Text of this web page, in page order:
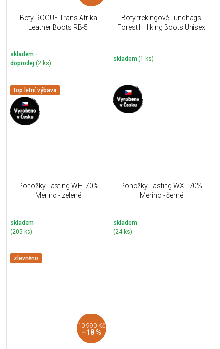
Boty ROGUE Trans Afrika
Leather Boots RB-5
skladem -
doprodej (2 ks)
Boty trekingové Lundhags
Forest II Hiking Boots Unisex
skladem (1 ks)
top letní výbava
Ponožky Lasting WHI 70%
Merino - zelené
skladem
(205 ks)
Ponožky Lasting WXL 70%
Merino - černé
skladem
(24 ks)
zlevněno
10 990 Kč
–18 %